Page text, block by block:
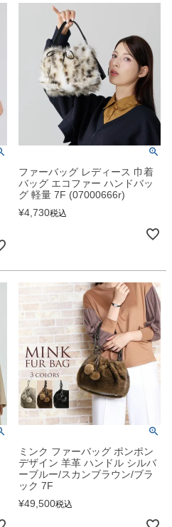
ファーバッグ レディース 巾着
バッグ エコファー ハンドバッ
グ 軽量 7F (07000666r)
¥4,730税込
ミンク ファーバッグ ポンポン
デザイン 羊革 ハンドル シルバ
ーブルー/スカンブラウン/ブラ
ック 7F
¥49,500税込